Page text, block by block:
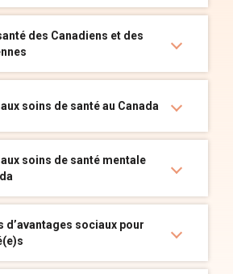
aux soins de santé au Canada
d’avantages sociaux pour
des Canadiens et des
aux soins de santé mentale